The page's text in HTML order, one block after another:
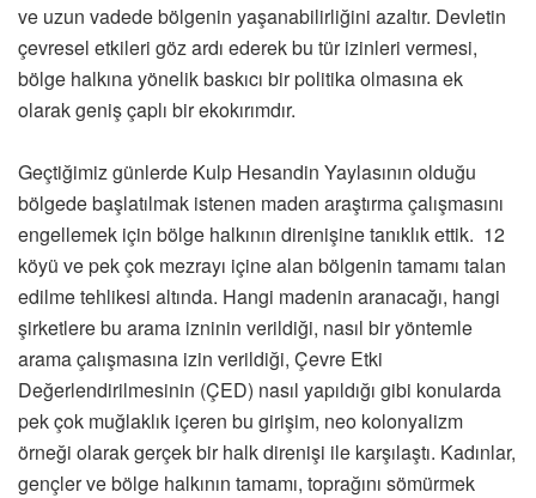
ve uzun vadede bölgenin yaşanabilirliğini azaltır. Devletin
çevresel etkileri göz ardı ederek bu tür izinleri vermesi,
bölge halkına yönelik baskıcı bir politika olmasına ek
olarak geniş çaplı bir ekokırımdır.
Geçtiğimiz günlerde Kulp Hesandin Yaylasının olduğu
bölgede başlatılmak istenen maden araştırma çalışmasını
engellemek için bölge halkının direnişine tanıklık ettik. 12
köyü ve pek çok mezrayı içine alan bölgenin tamamı talan
edilme tehlikesi altında. Hangi madenin aranacağı, hangi
şirketlere bu arama izninin verildiği, nasıl bir yöntemle
arama çalışmasına izin verildiği, Çevre Etki
Değerlendirilmesinin (ÇED) nasıl yapıldığı gibi konularda
pek çok muğlaklık içeren bu girişim, neo kolonyalizm
örneği olarak gerçek bir halk direnişi ile karşılaştı. Kadınlar,
gençler ve bölge halkının tamamı, toprağını sömürmek